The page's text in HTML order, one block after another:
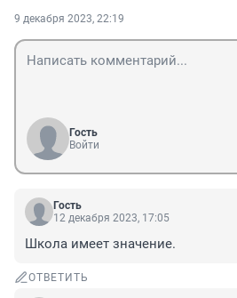
9 декабря 2023, 22:19
Гость
Войти
Гость
12 декабря 2023, 17:05
Школа имеет значение.
ОТВЕТИТЬ